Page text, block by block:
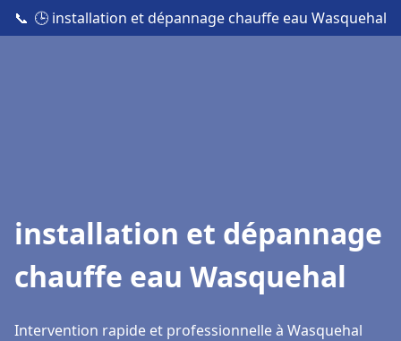
📞 🕒 installation et dépannage chauffe eau Wasquehal
installation et dépannage
chauffe eau Wasquehal
Intervention rapide et professionnelle à Wasquehal